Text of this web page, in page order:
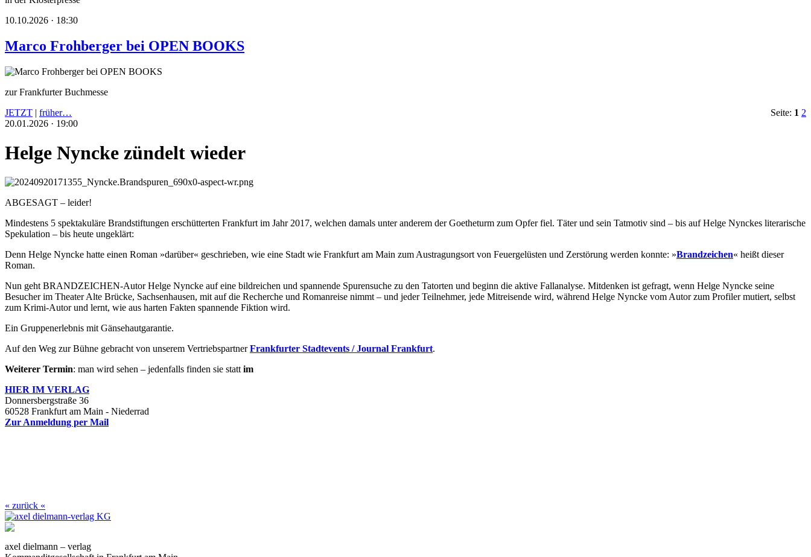
10.10.2026 · 18:30
Marco Frohberger bei OPEN BOOKS
zur Frankfurter Buchmesse
JETZT | früher… Seite: 1 2
20.01.2026 · 19:00
Helge Nyncke zündelt wieder
ABGESAGT – leider!
Mindestens 5 spektakuläre Brandstiftungen erschütterten Frankfurt im Jahr 2017, welchen damals unter anderem der Goetheturm zum Opfer fiel. Täter und sein Tatmotiv sind – bis auf Helge Nynckes literarische
Spekulation – bis heute ungeklärt:
Denn Helge Nyncke hatte einen Roman »darüber« geschrieben, wie eine Stadt wie Frankfurt am Main zum Austragungsort von Feuergelüsten und Zerstörung werden konnte: »Brandzeichen« heißt dieser
Roman.
Nun geht BRANDZEICHEN-Autor Helge Nyncke auf eine bildreichen und spannende Spurensuche zu den Tatorten und beginn die aktive Fallanalyse. Mitdenken ist gefragt, wenn Helge Nyncke seine
Besucher im Theater Alte Brücke, Sachsenhausen, mit auf die Recherche und Romanreise nimmt – und jeder Teilnehmer, jede Mitreisende wird, während Helge Nyncke vom Autor zum Profiler mutiert, selbst
zum Krimi-Autor und lernt, wie aus harten Fakten spannende Fiktion wird.
Ein Gruppenerlebnis mit Gänsehautgarantie.
Auf den Weg zur Bühne gebracht von unserem VertriebspartnerFrankfurter Stadtevents / Journal Frankfurt.
Weiterer Termin: man wird sehen – jedenfalls finden sie stattim
HIER IM VERLAG
Donnersbergstraße 36
60528 Frankfurt am Main - Niederrad
Zur Anmeldung per Mail
« zurück «
axel dielmann – verlag